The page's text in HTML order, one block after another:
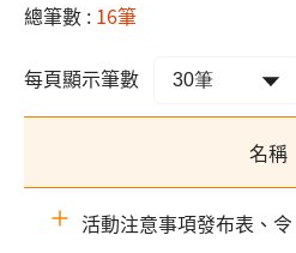
總筆數 : 16筆
每頁顯示筆數
名稱
活動注意事項發布表、